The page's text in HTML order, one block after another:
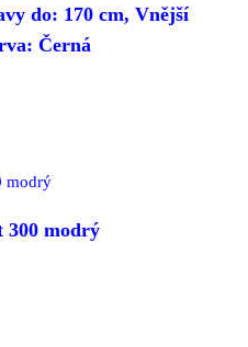
do: 170 cm, Vnější
Černá
300 modrý